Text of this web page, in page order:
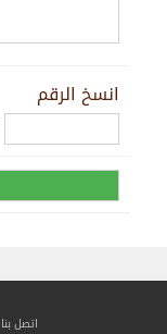
انسخ الرقم
اتصل بنا